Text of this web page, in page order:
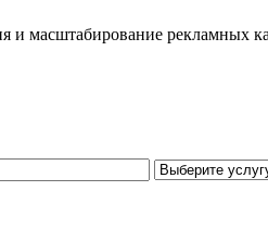
и масштабирование рекламных